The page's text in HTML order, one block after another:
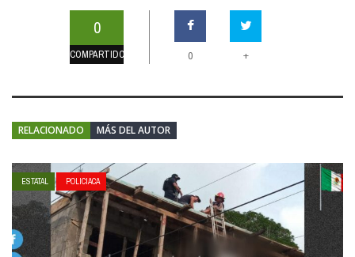
0
COMPARTIDOS 0 +
RELACIONADO MÁS DEL AUTOR
ESTATAL POLICIACA